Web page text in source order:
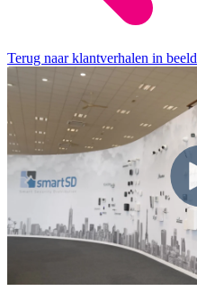
Terug naar klantverhalen in beeld